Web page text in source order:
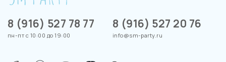
8 (916) 527 78 77
пн-пт с 10:00 до 19:00
8 (916) 527 20 76
info@sm-party.ru